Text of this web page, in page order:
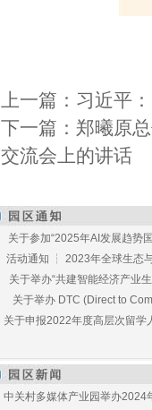
上一篇： 习近平
下一篇：郑曦原
交流会上的讲话
关于参加“2025年AI发展趋势
活动通知 ┆ 2023年全球生态
关于举办“共建智能经济产业
关于举办 DTC (Direct to
关于申报2022年度高层次留学
中关村多媒体产业园举办2024